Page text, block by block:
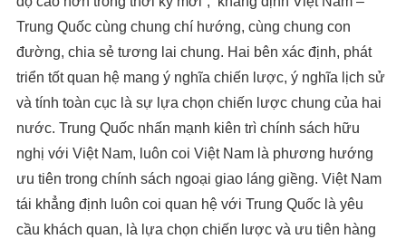
Trung Quốc cùng chung chí hướng, cùng chung con
đường, chia sẻ tương lai chung. Hai bên xác định, phát
triển tốt quan hệ mang ý nghĩa chiến lược, ý nghĩa lịch sử
và tính toàn cục là sự lựa chọn chiến lược chung của hai
nước. Trung Quốc nhấn mạnh kiên trì chính sách hữu
nghị với Việt Nam, luôn coi Việt Nam là phương hướng
ưu tiên trong chính sách ngoại giao láng giềng. Việt Nam
tái khẳng định luôn coi quan hệ với Trung Quốc là yêu
cầu khách quan, là lựa chọn chiến lược và ưu tiên hàng